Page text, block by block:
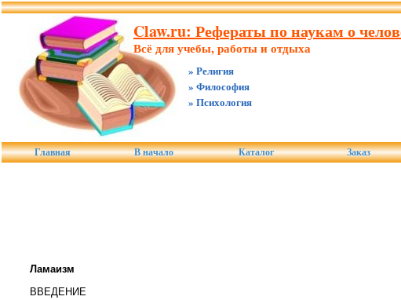
Claw.ru: Рефераты по наукам о
Всё для учебы, работы и отдыха
» Религия
» Философия
» Психология
Главная В начало Каталог Заказ
Ламаизм
ВВЕДЕНИЕ